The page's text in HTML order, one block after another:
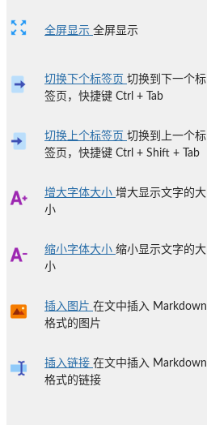
全屏显示 全屏显示
切换下个标签页 切换到下一个标
签页，快捷键 Ctrl + Tab
切换上个标签页 切换到上一个标
签页，快捷键 Ctrl + Shift + Tab
增大字体大小 增大显示文字的大
小
缩小字体大小 缩小显示文字的大
小
插入图片 在文中插入 Markdown
格式的图片
插入链接 在文中插入 Markdown
格式的链接